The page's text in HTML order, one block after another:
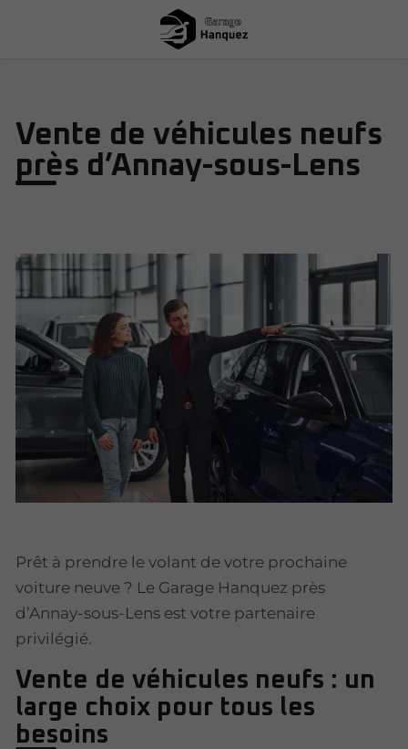
Vente de véhicules neufs
près d’Annay-sous-Lens
Prêt à prendre le volant de votre prochaine
voiture neuve ? Le Garage Hanquez près
d’Annay-sous-Lens est votre partenaire
privilégié.
Vente de véhicules neufs : un
large choix pour tous les
besoins